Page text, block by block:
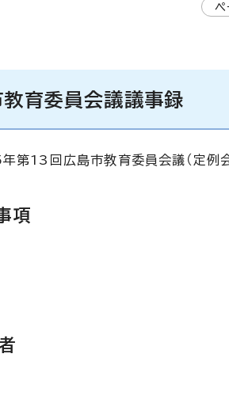
ペ
育委員会議議事録
第13回広島市教育委員会議（定例
項